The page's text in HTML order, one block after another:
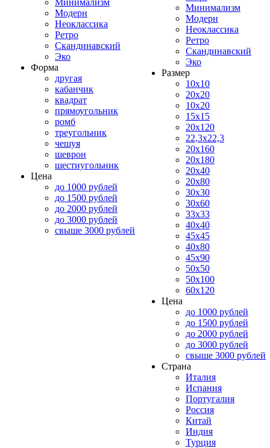
Минимализм
Модерн
Неоклассика
Ретро
Скандинавский
Эко
Форма
другая
кабанчик
квадрат
прямоугольник
ромб
треугольник
чешуя
шеврон
шестиугольник
Цена
до 1000 рублей
до 1500 рублей
до 2000 рублей
до 3000 рублей
свыше 3000 рублей
Минимализм
Модерн
Неоклассика
Ретро
Скандинавский
Эко
Размер
10x10
20x20
10x20
15x15
20x120
22,3x22,3
20x160
20x180
20x40
20x80
30x30
30x60
33x33
40x40
45x45
40x80
45x90
50x50
50x100
60x120
Цена
до 1000 рублей
до 1500 рублей
до 2000 рублей
до 3000 рублей
свыше 3000 рублей
Страна
Италия
Испания
Португалия
Россия
Китай
Индия
Турция